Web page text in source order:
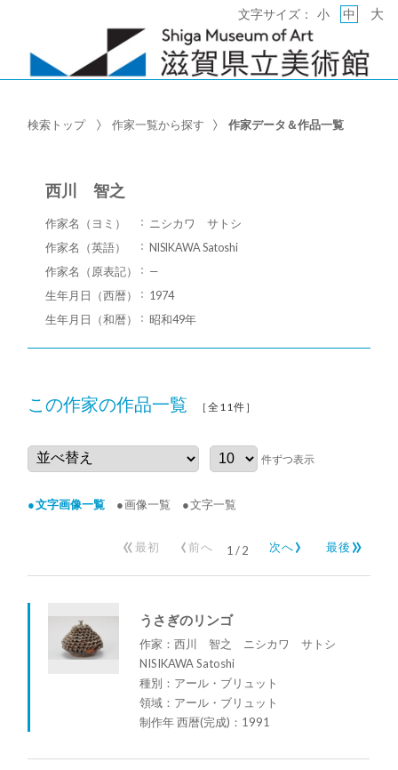
文字サイズ： 小 中 大
検索トップ 作家一覧から探す 作家データ＆作品一覧
西川 智之
作家名（ヨミ）
ニシカワ サトシ
作家名（英語）
NISIKAWA Satoshi
作家名（原表記）
—
生年月日（西暦）
1974
生年月日（和暦）
昭和49年
この作家の作品一覧 ［全11件］
件ずつ表示
文字画像一覧 画像一覧 文字一覧
«最初 ‹前へ 1 /2 次へ› 最後 »
うさぎのリンゴ
作家：西川 智之 ニシカワ サトシ
NISIKAWA Satoshi
種別：アール・ブリュット
領域：アール・ブリュット
制作年 西暦(完成)：1991